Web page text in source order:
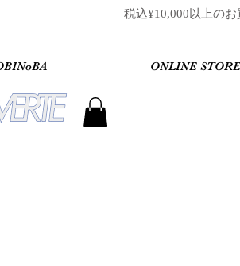
税込¥10,000以上の
ONLINE STORE